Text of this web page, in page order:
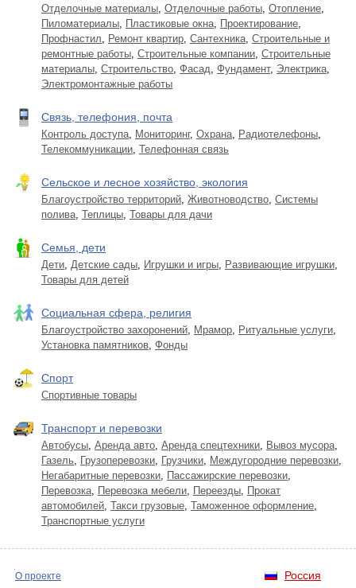
Отделочные материалы, Отделочные работы, Отопление,
Пиломатериалы, Пластиковые окна, Проектирование,
Профнастил, Ремонт квартир, Сантехника, Строительные и
ремонтные работы, Строительные компании, Строительные
материалы, Строительство, Фасад, Фундамент, Электрика,
Электромонтажные работы
Связь, телефония, почта
Контроль доступа, Мониторинг, Охрана, Радиотелефоны,
Телекоммуникации, Телефонная связь
Сельское и лесное хозяйство, экология
Благоустройство территорий, Животноводство, Системы
полива, Теплицы, Товары для дачи
Семья, дети
Дети, Детские сады, Игрушки и игры, Развивающие игрушки,
Товары для детей
Социальная сфера, религия
Благоустройство захоронений, Мрамор, Ритуальные услуги,
Установка памятников, Фонды
Спорт
Спортивные товары
Транспорт и перевозки
Автобусы, Аренда авто, Аренда спецтехники, Вывоз мусора,
Газель, Грузоперевозки, Грузчики, Междугородние перевозки,
Негабаритные перевозки, Пассажирские перевозки,
Перевозка, Перевозка мебели, Переезды, Прокат
автомобилей, Такси грузовые, Таможенное оформление,
Транспортные услуги
Россия
О проекте